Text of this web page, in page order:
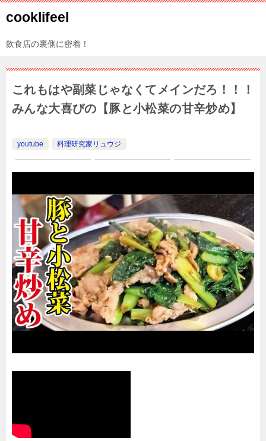
cooklifeel
飲食店の裏側に密着！
これもはや副菜じゃなくてメインだろ！！！
みんな大喜びの【豚と小松菜の甘辛炒め】
youtube 料理研究家リュウジ